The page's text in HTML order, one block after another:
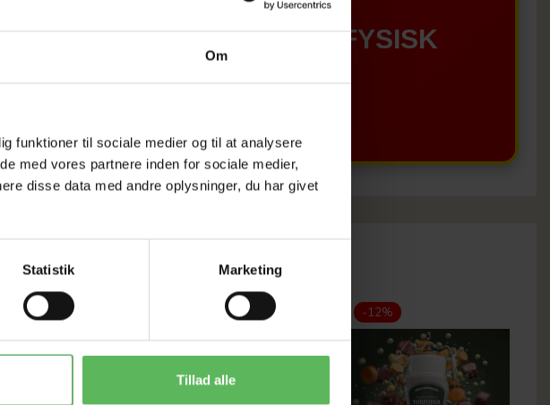
Om
funktioner til sociale medier og til at analysere
med vores partnere inden for sociale medier,
disse data med andre oplysninger, du har givet
Statistik Marketing
Tillad alle
Tilbud GÆLDER IKKE I FYSISK
BUTIKKERE
-12%
-12%